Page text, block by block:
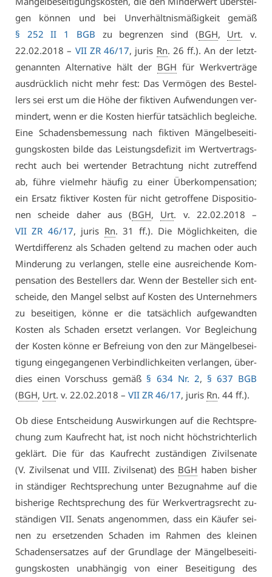
gen kön­nen und bei Un­ver­hält­nis­mä­ßig­keit ge­mäß
§ 252 II 1 BGB zu be­gren­zen sind (BGH, Urt. v.
22.02.2018 – VII ZR 46/17, ju­ris Rn. 26 ff.). An der letzt­
ge­nann­ten Al­ter­na­ti­ve hält der BGH für Werk­ver­trä­ge
aus­drück­lich nicht mehr fest: Das Ver­mö­gen des Be­stel­
lers sei erst um die Hö­he der fik­ti­ven Auf­wen­dun­gen ver­
min­dert, wenn er die Kos­ten hier­für tat­säch­lich be­glei­che.
Ei­ne Scha­dens­be­mes­sung nach fik­ti­ven Män­gel­be­sei­ti­
gungs­kos­ten bil­de das Leis­tungs­de­fi­zit im Wert­ver­trags­
recht auch bei wer­ten­der Be­trach­tung nicht zu­tref­fend
ab, füh­re viel­mehr häu­fig zu ei­ner Über­kom­pen­sa­ti­on;
ein Er­satz fik­ti­ver Kos­ten für nicht ge­trof­fe­ne Dis­po­si­tio­
nen schei­de da­her aus (BGH, Urt. v. 22.02.2018 –
VII ZR 46/17, ju­ris Rn. 31 ff.). Die Mög­lich­kei­ten, die
Wert­dif­fe­renz als Scha­den gel­tend zu ma­chen oder auch
Min­de­rung zu ver­lan­gen, stel­le ei­ne aus­rei­chen­de Kom­
pen­sa­ti­on des Be­stel­lers dar. Wenn der Be­stel­ler sich ent­
schei­de, den Man­gel selbst auf Kos­ten des Un­ter­neh­mers
zu be­sei­ti­gen, kön­ne er die tat­säch­lich auf­ge­wand­ten
Kos­ten als Scha­den er­setzt ver­lan­gen. Vor Be­glei­chung
der Kos­ten kön­ne er Be­frei­ung von den zur Män­gel­be­sei­
ti­gung ein­ge­gan­ge­nen Ver­bind­lich­kei­ten ver­lan­gen, über­
dies ei­nen Vor­schuss ge­mäß § 634 Nr. 2, § 637 BGB
(BGH, Urt. v. 22.02.2018 – VII ZR 46/17, ju­ris Rn. 44 ff.).
Ob die­se Ent­schei­dung Aus­wir­kun­gen auf die Recht­spre­
chung zum Kauf­recht hat, ist noch nicht höchst­rich­ter­lich
ge­klärt. Die für das Kauf­recht zu­stän­di­gen Zi­vil­se­na­te
(V. Zi­vil­se­nat und VI­II. Zi­vil­se­nat) des BGH ha­ben bis­her
in stän­di­ger Recht­spre­chung un­ter Be­zug­nah­me auf die
bis­he­ri­ge Recht­spre­chung des für Werk­ver­trags­recht zu­
stän­di­gen VII. Se­nats an­ge­nom­men, dass ein Käu­fer sei­
nen zu er­set­zen­den Scha­den im Rah­men des klei­nen
Scha­dens­er­sat­zes auf der Grund­la­ge der Män­gel­be­sei­ti­
gungs­kos­ten un­ab­hän­gig von ei­ner Be­sei­ti­gung des